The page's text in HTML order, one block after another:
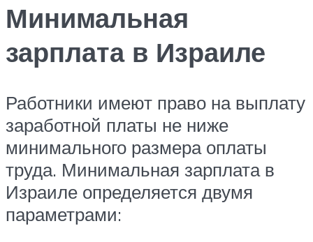
Минимальная
зарплата в Израиле
Работники имеют право на выплату
заработной платы не ниже
минимального размера оплаты
труда. Минимальная зарплата в
Израиле определяется двумя
параметрами: